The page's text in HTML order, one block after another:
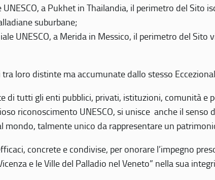
a Pukhet in Thailandia, il perimetro del Sito
suburbane;
UNESCO, a Merida in Messico, il perimetro del Sito
loro distinte ma accumunate dallo stesso
di tutti gli enti pubblici, privati, istituzioni, comunità e
riconoscimento UNESCO, si unisce anche il senso
talmente unico da rappresentare un
concrete e condivise, per onorare l’impegno
e le Ville del Palladio nel Veneto” nella sua